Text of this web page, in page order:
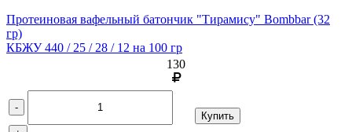
Протеиновая вафельный батончик "Тирамису" Bombbar(32
гр)
КБЖУ 440 / 25 / 28 / 12 на 100 гр
130
-
Купить